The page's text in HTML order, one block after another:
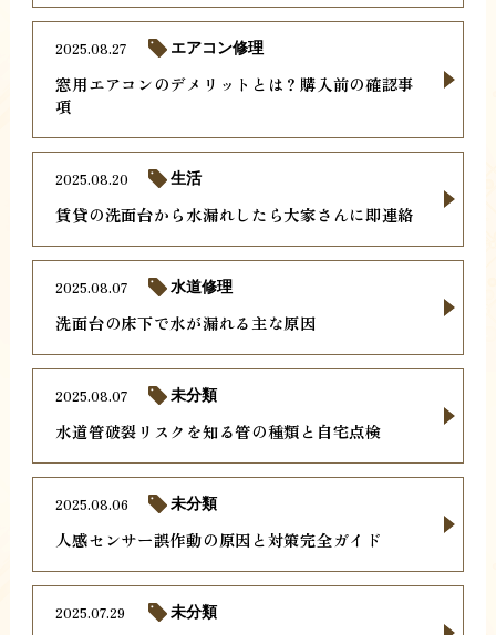
窓用エアコンのデメリットとは？購入前の確認事
項
2025.08.27 エアコン修理
賃貸の洗面台から水漏れしたら大家さんに即連絡
2025.08.20 生活
洗面台の床下で水が漏れる主な原因
2025.08.07 水道修理
水道管破裂リスクを知る管の種類と自宅点検
2025.08.07 未分類
人感センサー誤作動の原因と対策完全ガイド
2025.08.06 未分類
2025.07.29 未分類